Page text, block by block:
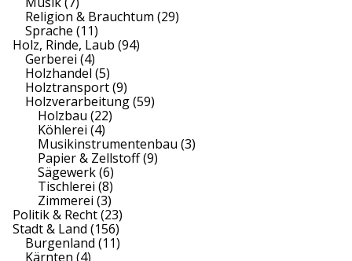
Religion & Brauchtum (29)
Sprache (11)
Holz, Rinde, Laub (94)
Gerberei (4)
Holzhandel (5)
Holztransport(9)
Holzverarbeitung(59)
Holzbau (22)
Köhlerei (4)
Musikinstrumentenbau (3)
Papier & Zellstoff(9)
Sägewerk(6)
Tischlerei (8)
Zimmerei (3)
Politik & Recht(23)
Stadt & Land (156)
Burgenland (11)
Kärnten (4)